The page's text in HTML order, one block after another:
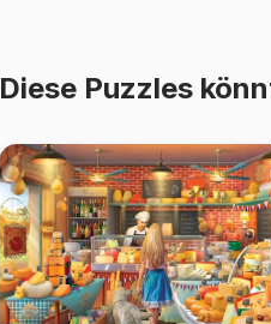
Diese Puzzles